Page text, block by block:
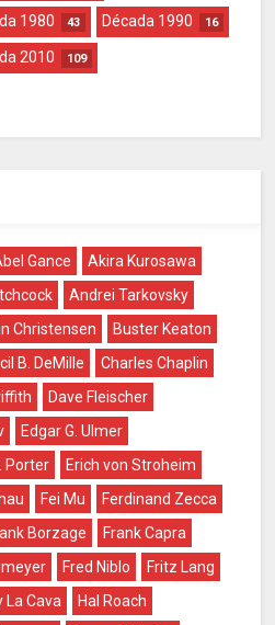
1980 43 Década 1990 16
2010 109
Gance
Akira Kurosawa
Andrei Tarkovsky
Christensen
Buster Keaton
B. DeMille
Charles Chaplin
Dave Fleischer
Edgar G. Ulmer
Porter
Erich von Stroheim
Fei Mu
Ferdinand Zecca
Borzage
Frank Capra
Fred Niblo
Fritz Lang
La Cava
Hal Roach